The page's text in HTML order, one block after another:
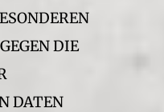
DIE
DATEN